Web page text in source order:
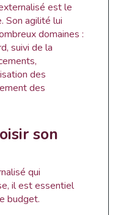
est le
Son agilité lui
domaines :
suivi de la
des
des
son
qui
il est essentiel
budget.